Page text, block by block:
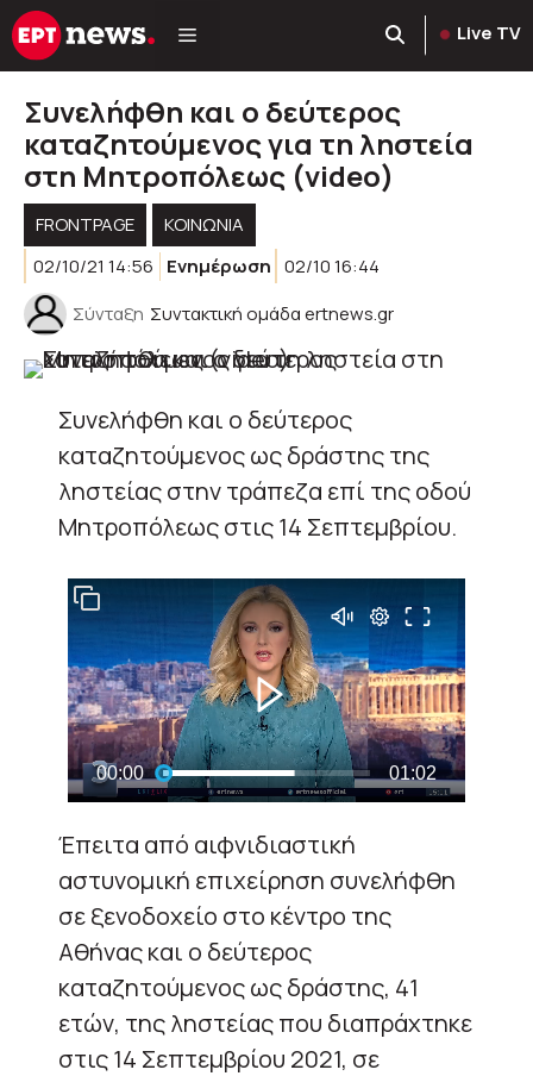
Μετάβαση
σε
Live TV
Συνελήφθη και ο δεύτερος
καταζητούμενος για τη ληστεία
στη Μητροπόλεως (video)
FRONTPAGE
ΚΟΙΝΩΝΊΑ
02/10/21 14:56
Ενημέρωση 02/10 16:44
Σύνταξη Συντακτική ομάδα ertnews.gr
Συνελήφθη και ο δεύτερος
καταζητούμενος ως δράστης της
ληστείας στην τράπεζα επί της οδού
Μητροπόλεως στις 14 Σεπτεμβρίου.
Έπειτα από αιφνιδιαστική
αστυνομική επιχείρηση συνελήφθη
σε ξενοδοχείο στο κέντρο της
Αθήνας και ο δεύτερος
καταζητούμενος ως δράστης, 41
ετών, της ληστείας που διαπράχτηκε
στις 14 Σεπτεμβρίου 2021, σε